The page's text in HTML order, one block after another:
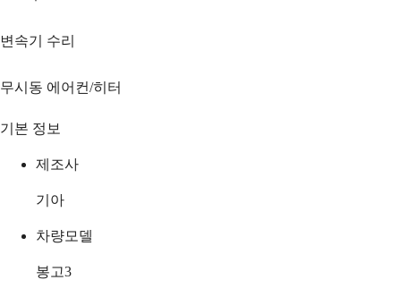
변속기 수리
무시동 에어컨/히터
기본 정보
제조사
기아
차량모델
봉고3